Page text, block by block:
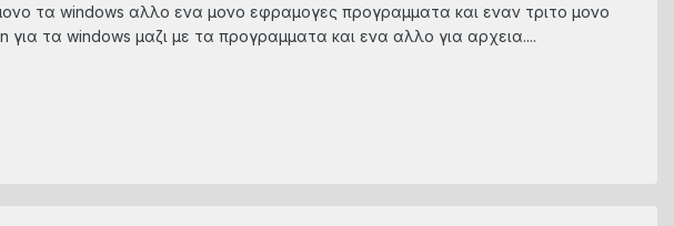
τα windows αλλο ενα μονο εφραμογες προγραμματα και εναν τριτο μονο
τα windows μαζι με τα προγραμματα και ενα αλλο για αρχεια....